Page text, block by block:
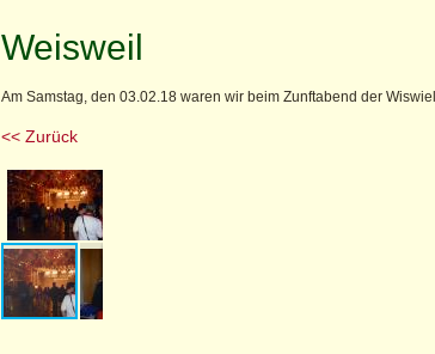
Weisweil
Am Samstag, den 03.02.18 waren wir beim Zunftabend der
<< Zurück